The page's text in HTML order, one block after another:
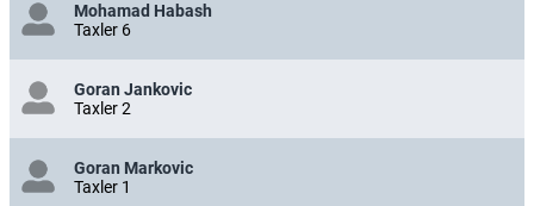
Mohamad Habash
Taxler 6
Goran Jankovic
Taxler 2
Goran Markovic
Taxler 1